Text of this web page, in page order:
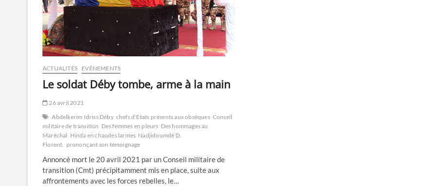
ACTUALITÉS EVÉNEMENTS
Le soldat Déby tombe, arme à la main
26 avril 2021
Abdelkerim Idriss Déby chefs d'Etats présents aux obsèques Conseil
militaire de transition Des femmes en pleurs Des hommages au
Maréchal Hinda en chaudes larmes Nadjidoumdé D.
Florent. prononçant son témoignage
Annoncé mort le 20 avril 2021 par un Conseil militaire de
transition (Cmt) précipitamment mis en place, suite aux
affrontements avec les forces rebelles, le…